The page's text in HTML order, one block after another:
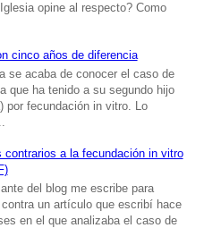
opine al respecto? Como
cinco años de diferencia
se acaba de conocer el caso de
que ha tenido a su segundo hijo
por fecundación in vitro. Lo
contrarios a la fecundación in vitro
del blog me escribe para
contra un artículo que escribí hace
en el que analizaba el caso de